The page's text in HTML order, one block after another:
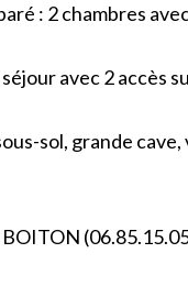
: 2 chambres
avec 2 accès
sol, grande